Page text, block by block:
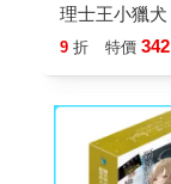
理士王小獵犬
9 折 特價 342